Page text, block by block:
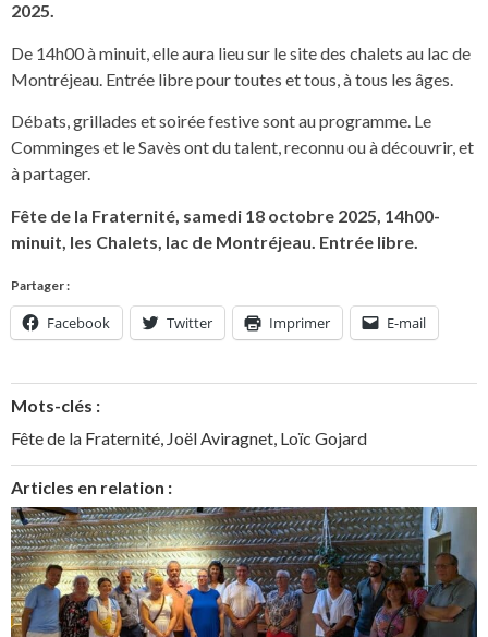
2025.
De 14h00 à minuit, elle aura lieu sur le site des chalets au lac de
Montréjeau. Entrée libre pour toutes et tous, à tous les âges.
Débats, grillades et soirée festive sont au programme. Le
Comminges et le Savès ont du talent, reconnu ou à découvrir, et
à partager.
Fête de la Fraternité, samedi 18 octobre 2025, 14h00-
minuit, les Chalets, lac de Montréjeau. Entrée libre.
Partager :
Facebook Twitter Imprimer E-mail
Mots-clés :
Fête de la Fraternité, Joël Aviragnet, Loïc Gojard
Articles en relation :